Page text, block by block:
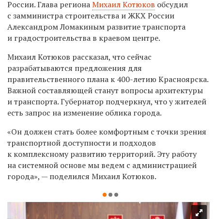
России. Глава регионаМихаил Котюков обсудил
с замминистра строительства и ЖКХ России
Александром Ломакиным развитие транспорта
и градостроительства в краевом центре.
Михаил Котюков рассказал, что сейчас
разрабатываются предложения для
правительственного плана к 400-летию Красноярска.
Важной составляющей станут вопросы архитектуры
и транспорта. Губернатор подчеркнул, что у жителей
есть запрос на изменение облика города.
«Он должен стать более комфортным с точки зрения
транспортной доступности и подходов
к комплексному развитию территорий. Эту работу
на системной основе мы ведем с администрацией
города», — поделился Михаил Котюков.